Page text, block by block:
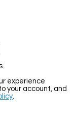
experience
your account, and